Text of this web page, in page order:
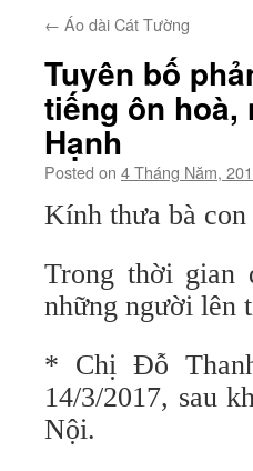
← Áo dài Cát Tường
Tuyên bố
tiếng ôn hoà,
Hạnh
Posted on 4 Tháng Năm,
Kính thưa bà con
Trong thời gian
những người lên
* Chị Đỗ
14/3/2017, sau
Nội.